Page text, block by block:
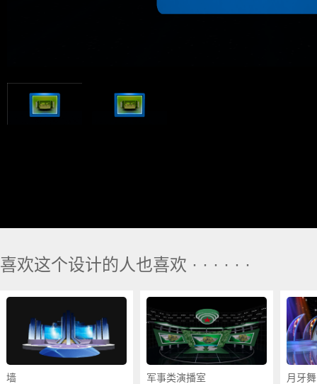
喜欢这个设计的人也喜欢 · · · · · ·
墙 军事类演播室 月牙